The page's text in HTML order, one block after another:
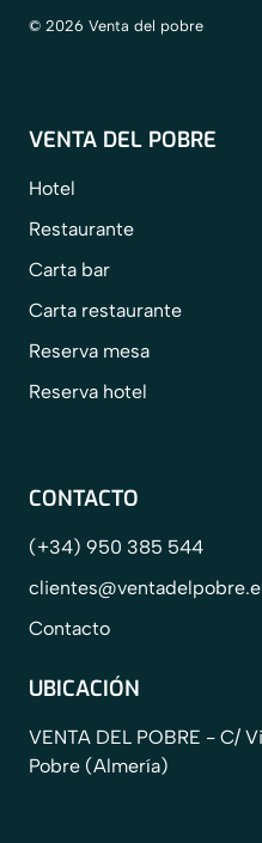
© 2026 Venta del pobre
VENTA DEL POBRE
Hotel
Restaurante
Carta bar
Carta restaurante
Reserva mesa
Reserva hotel
CONTACTO
(+34) 950 385 544
Contacto
UBICACIÓN
VENTA DEL POBRE - C/
Pobre (Almería)